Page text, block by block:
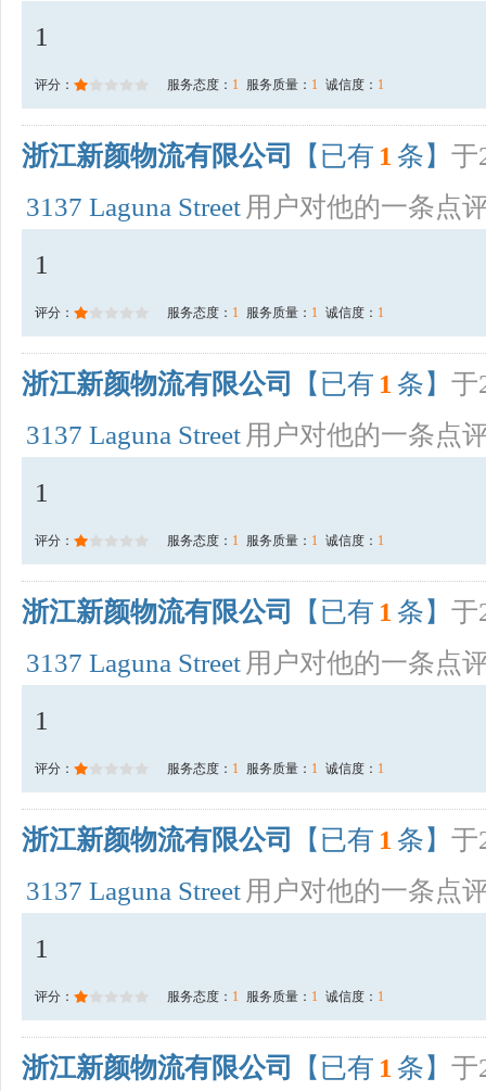
1
评分： 服务态度： 1 服务质量： 1 诚信度： 1
浙江新颜物流有限公司 【已有 1 条】 于
3137 Laguna Street 用户对他的一条点
1
评分： 服务态度： 1 服务质量： 1 诚信度： 1
浙江新颜物流有限公司 【已有 1 条】 于
3137 Laguna Street 用户对他的一条点
1
评分： 服务态度： 1 服务质量： 1 诚信度： 1
浙江新颜物流有限公司 【已有 1 条】 于
3137 Laguna Street 用户对他的一条点
1
评分： 服务态度： 1 服务质量： 1 诚信度： 1
浙江新颜物流有限公司 【已有 1 条】 于
3137 Laguna Street 用户对他的一条点
1
评分： 服务态度： 1 服务质量： 1 诚信度： 1
浙江新颜物流有限公司 【已有 1 条】 于